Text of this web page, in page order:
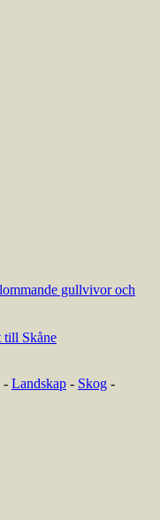
gullvivor och
till Skåne
- Landskap - Skog -